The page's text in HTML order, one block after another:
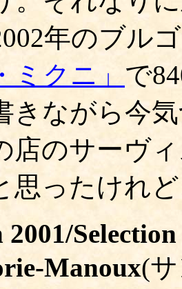
年のブル
ミクニ」 で
きながら今
店のサーヴ
思ったけれ
Manoux(